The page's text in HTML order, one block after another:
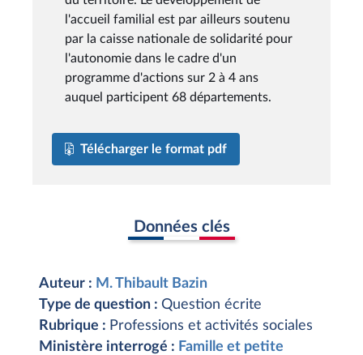
l'accueil familial est par ailleurs soutenu
par la caisse nationale de solidarité pour
l'autonomie dans le cadre d'un
programme d'actions sur 2 à 4 ans
auquel participent 68 départements.
Télécharger le format pdf
Données clés
Auteur : M. Thibault Bazin
Type de question : Question écrite
Rubrique : Professions et activités sociales
Ministère interrogé : Famille et petite